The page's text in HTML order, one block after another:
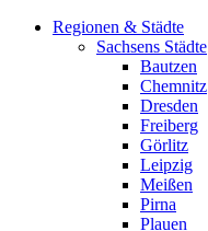
Regionen & Städte
Sachsens Städte
Bautzen
Chemnitz
Dresden
Freiberg
Görlitz
Leipzig
Meißen
Pirna
Plauen